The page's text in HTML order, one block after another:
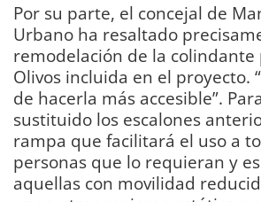
Por su parte, el concejal de
Urbano ha resaltado
remodelación de la colindante
Olivos incluida en el proyecto.
de hacerla más accesible”.
sustituido los escalones
rampa que facilitará el uso a
personas que lo requieran y
aquellas con movilidad